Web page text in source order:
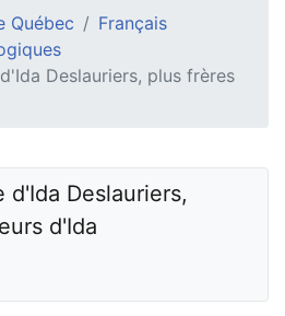
Québec
Français
Deslauriers, plus frères
Deslauriers,
d'Ida